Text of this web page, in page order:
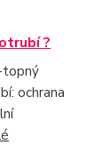
?
topný
ochrana